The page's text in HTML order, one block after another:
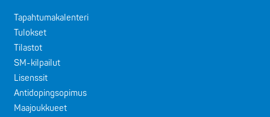
Tapahtumakalenteri
Tulokset
Tilastot
SM-kilpailut
Lisenssit
Antidopingsopimus
Maajoukkueet